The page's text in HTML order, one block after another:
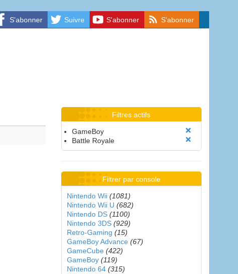
S'abonner Suivre S'abonner S'abonner
Filtres actifs
GameBoy
Battle Royale
Filtrer par console
Nintendo Wii (1081)
Nintendo Wii U (682)
Nintendo DS (1100)
Nintendo 3DS (929)
Retro-Gaming (15)
GameBoy Advance (67)
GameCube (422)
GameBoy (119)
Nintendo 64 (315)